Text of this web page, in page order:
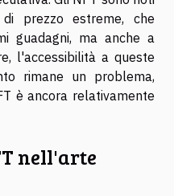
prezzo estreme, che
guadagni, ma anche a
l'accessibilità a queste
rimane un problema,
è ancora relativamente
nell'arte